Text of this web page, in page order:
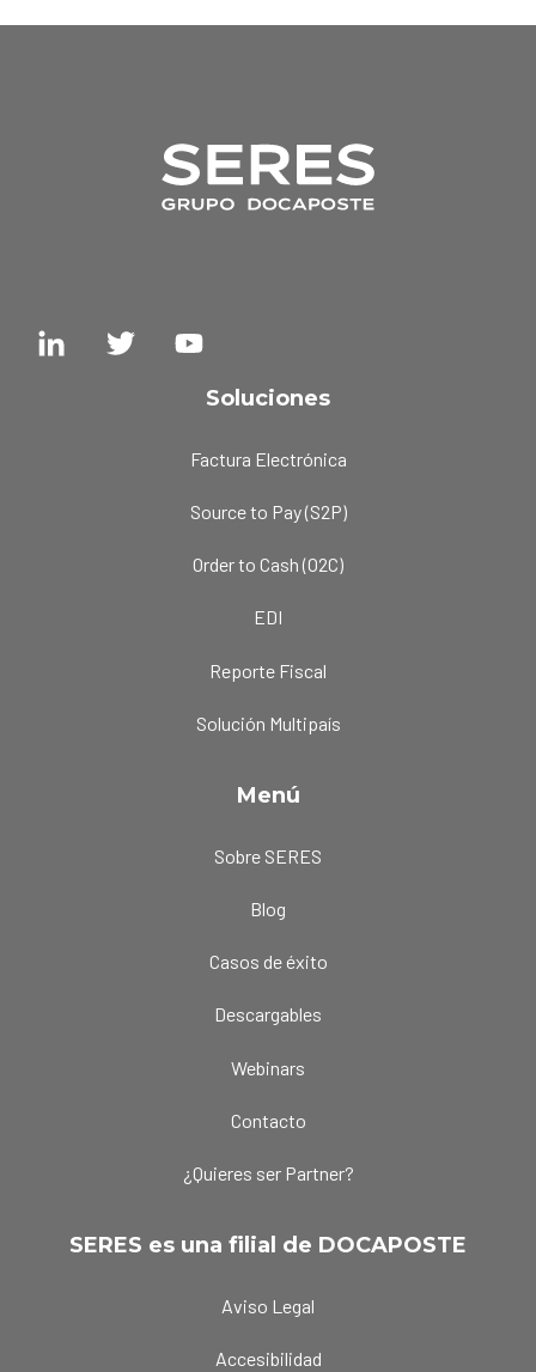
Soluciones
Factura Electrónica
Source to Pay (S2P)
Order to Cash (O2C)
EDI
Reporte Fiscal
Solución Multipaís
Menú
Sobre SERES
Blog
Casos de éxito
Descargables
Webinars
Contacto
¿Quieres ser Partner?
SERES es una filial de DOCAPOSTE
Aviso Legal
Accesibilidad